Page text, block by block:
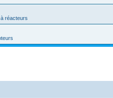
réacteurs